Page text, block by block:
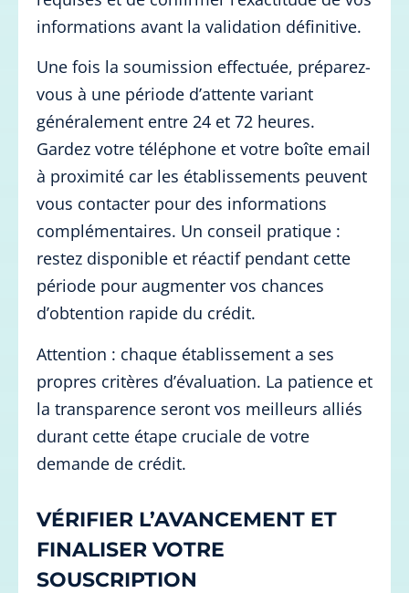
informations avant la validation définitive.
Une fois la soumission effectuée, préparez-
vous à une période d’attente variant
généralement entre 24 et 72 heures.
Gardez votre téléphone et votre boîte email
à proximité car les établissements peuvent
vous contacter pour des informations
complémentaires. Un conseil pratique :
restez disponible et réactif pendant cette
période pour augmenter vos chances
d’obtention rapide du crédit.
Attention : chaque établissement a ses
propres critères d’évaluation. La patience et
la transparence seront vos meilleurs alliés
durant cette étape cruciale de votre
demande de crédit.
VÉRIFIER L’AVANCEMENT ET
FINALISER VOTRE
SOUSCRIPTION